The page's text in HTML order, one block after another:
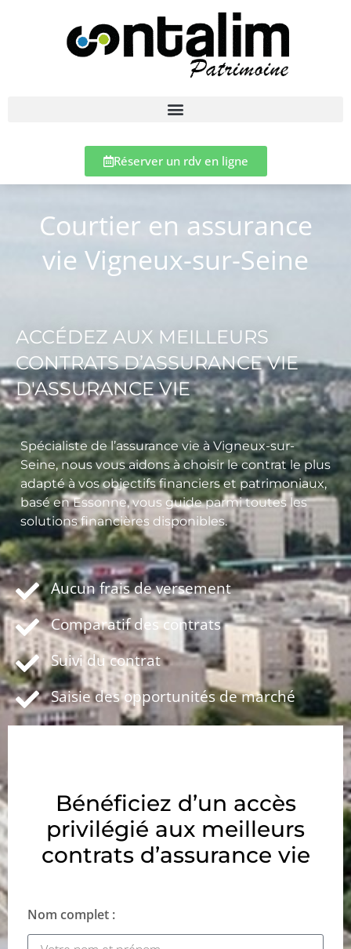
Réserver un rdv en ligne
Courtier en assurance
vie Vigneux-sur-Seine
ACCÉDEZ AUX MEILLEURS
CONTRATS D’ASSURANCE VIE
D'ASSURANCE VIE
Spécialiste de l’assurance vie à Vigneux-sur-
Seine, nous vous aidons à choisir le contrat le plus
adapté à vos objectifs financiers et patrimoniaux,
basé en Essonne, vous guide parmi toutes les
solutions financières disponibles.
Aucun frais de versement
Comparatif des contrats
Suivi du contrat
Saisie des opportunités de marché
Bénéficiez d’un accès
privilégié aux meilleurs
contrats d’assurance vie
Nom complet :